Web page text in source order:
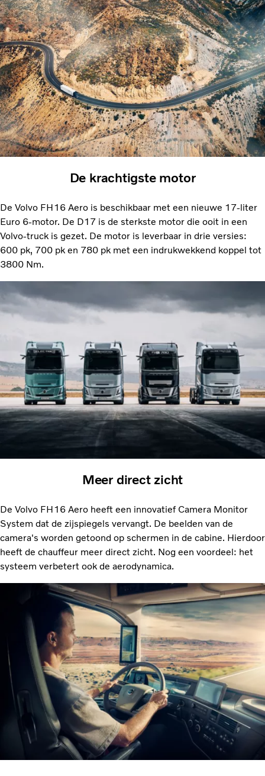
De krachtigste motor
De Volvo FH16 Aero is beschikbaar met een nieuwe 17-liter
Euro 6-motor. De D17 is de sterkste motor die ooit in een
Volvo-truck is gezet. De motor is leverbaar in drie versies:
600 pk, 700 pk en 780 pk met een indrukwekkend koppel tot
3800 Nm.
Meer direct zicht
De Volvo FH16 Aero heeft een innovatief Camera Monitor
System dat de zijspiegels vervangt. De beelden van de
camera's worden getoond op schermen in de cabine. Hierdoor
heeft de chauffeur meer direct zicht. Nog een voordeel: het
systeem verbetert ook de aerodynamica.